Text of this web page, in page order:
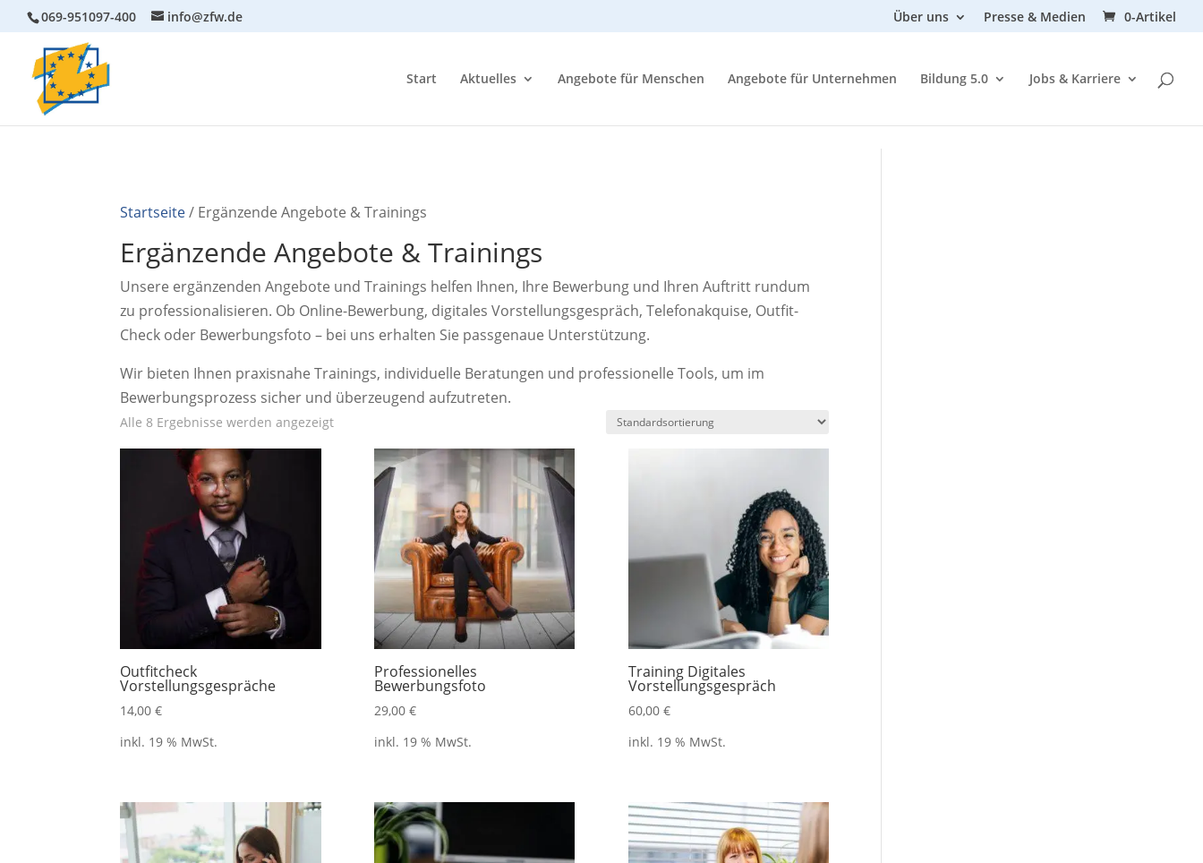
069-951097-400 info@zfw.de Über uns Presse & Medien 0-Artikel
Start Aktuelles Angebote für Menschen Angebote für Unternehmen Bildung 5.0 Jobs & Karriere
Startseite/ Ergänzende Angebote & Trainings
Ergänzende Angebote & Trainings
Unsere ergänzenden Angebote und Trainings helfen Ihnen, Ihre Bewerbung und Ihren Auftritt rundum
zu professionalisieren. Ob Online-Bewerbung, digitales Vorstellungsgespräch, Telefonakquise, Outfit-
Check oder Bewerbungsfoto – bei uns erhalten Sie passgenaue Unterstützung.
Wir bieten Ihnen praxisnahe Trainings, individuelle Beratungen und professionelle Tools, um im
Bewerbungsprozess sicher und überzeugend aufzutreten.
Alle 8 Ergebnisse werden angezeigt
Outfitcheck
Vorstellungsgespräche
14,00€
inkl. 19 % MwSt.
Professionelles
Bewerbungsfoto
29,00 €
inkl. 19 % MwSt.
Training Digitales
Vorstellungsgespräch
60,00 €
inkl. 19 % MwSt.